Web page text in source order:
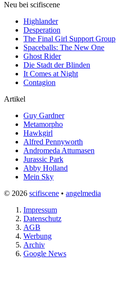
Neu bei scifiscene
Highlander
Desperation
The Final Girl Support Group
Spaceballs: The New One
Ghost Rider
Die Stadt der Blinden
It Comes at Night
Contagion
Artikel
Guy Gardner
Metamorpho
Hawkgirl
Alfred Pennyworth
Andromeda Attumasen
Jurassic Park
Abby Holland
Mein Sky
© 2026 scifiscene • angelmedia
Impressum
Datenschutz
AGB
Werbung
Archiv
Google News